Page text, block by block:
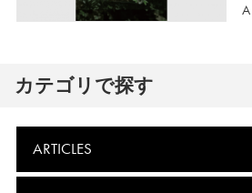
カテゴリで探す
ARTICLES